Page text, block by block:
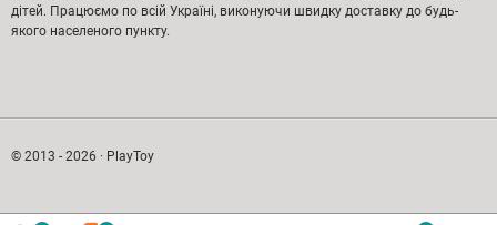
дітей. Працюємо по всій Україні, виконуючи швидку доставку до будь-
якого населеного пункту.
© 2013 - 2026 · PlayToy